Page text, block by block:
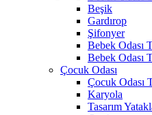
Beşik
Gardırop
Şifonyer
Bebek Odası
Bebek Odası
Çocuk Odası
Çocuk Odası
Karyola
Tasarım